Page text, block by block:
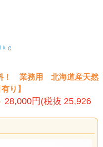
ｇ
！ 業務用 北海道産天然
り】
28,000円(税抜 25,926